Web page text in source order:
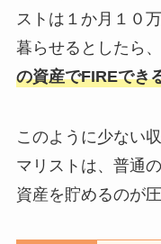
ストは１か月１０
暮らせるとしたら、
の資産でFIREでき
このように少ない
マリストは、普通
資産を貯めるのが